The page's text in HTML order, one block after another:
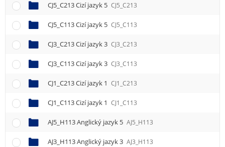
CJ5_C213 Cizí jazyk 5 CJ5_C213
CJ5_C113 Cizí jazyk 5 CJ5_C113
CJ3_C213 Cizí jazyk 3 CJ3_C213
CJ3_C113 Cizí jazyk 3 CJ3_C113
CJ1_C213 Cizí jazyk 1 CJ1_C213
CJ1_C113 Cizí jazyk 1 CJ1_C113
AJ5_H113 Anglický jazyk 5 AJ5_H113
AJ3_H113 Anglický jazyk 3 AJ3_H113